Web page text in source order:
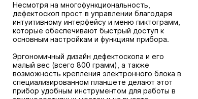
Несмотря на многофункциональность,
дефектоскоп прост в управлении благодаря
интуитивному интерфейсу и меню пиктограмм,
которые обеспечивают быстрый доступ к
основным настройкам и функциям прибора.
Эргономичный дизайн дефектоскопа и его
малый вес (всего 800 грамм), а также
возможность крепления электронного блока в
специализированном планшете делают этот
прибор удобным инструментом для работы в